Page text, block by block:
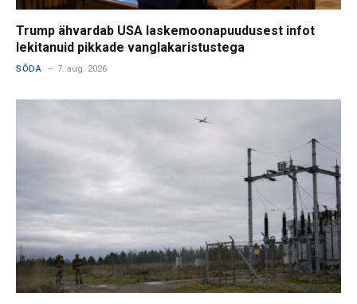
Trump ähvardab USA laskemoonapuudusest infot
lekitanuid pikkade vanglakaristustega
SÕDA 7. aug. 2026